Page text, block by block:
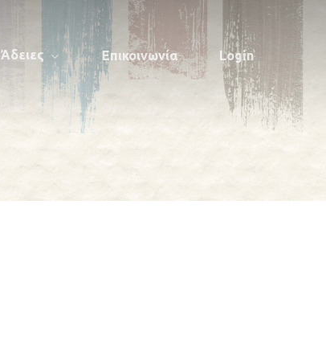
Άδειες Επικοινωνία Login